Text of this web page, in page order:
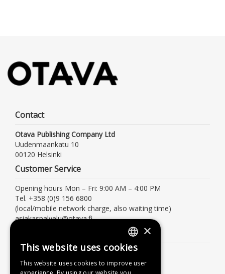
Contact
Otava Publishing Company Ltd
Uudenmaankatu 10
00120 Helsinki
Customer Service
Opening hours Mon – Fri: 9:00 AM – 4:00 PM
Tel. +358 (0)9 156 6800
(local/mobile network charge, also waiting time)
asiakaspalvelu@otava.fi
Terms of delivery
Instructions
FINNISH
SWEDISH
×
This website uses cookies
This website uses cookies to improve user